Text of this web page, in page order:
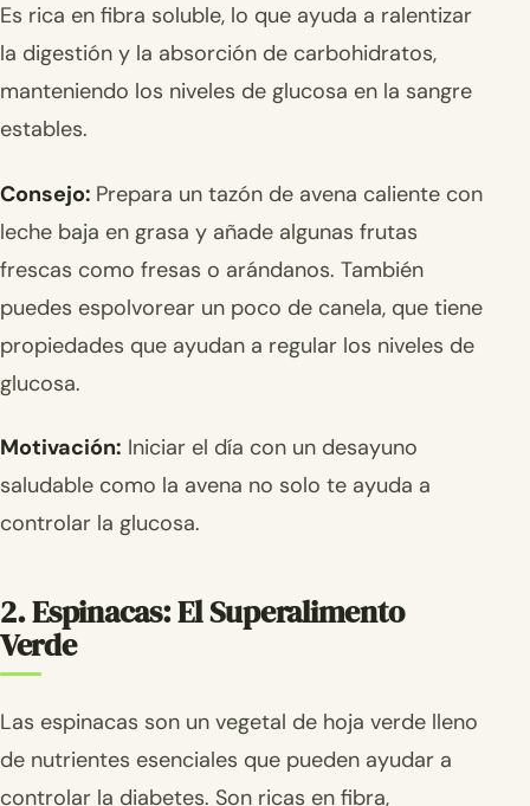
Es rica en fibra soluble, lo que ayuda a ralentizar
la digestión y la absorción de carbohidratos,
manteniendo los niveles de glucosa en la sangre
estables.
Consejo: Prepara un tazón de avena caliente con
leche baja en grasa y añade algunas frutas
frescas como fresas o arándanos. También
puedes espolvorear un poco de canela, que tiene
propiedades que ayudan a regular los niveles de
glucosa.
Motivación: Iniciar el día con un desayuno
saludable como la avena no solo te ayuda a
controlar la glucosa.
2. Espinacas: El Superalimento
Verde
Las espinacas son un vegetal de hoja verde lleno
de nutrientes esenciales que pueden ayudar a
controlar la diabetes. Son ricas en fibra,